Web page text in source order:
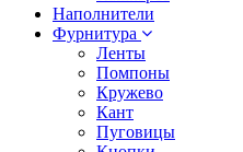
Наполнители
Фурнитура
Ленты
Помпоны
Кружево
Кант
Пуговицы